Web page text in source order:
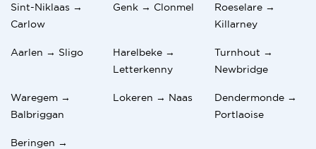
Sint-Niklaas →
Carlow
Genk → Clonmel
Roeselare →
Killarney
Aarlen → Sligo
Harelbeke →
Letterkenny
Turnhout →
Newbridge
Waregem →
Balbriggan
Lokeren → Naas
Dendermonde →
Portlaoise
Beringen →